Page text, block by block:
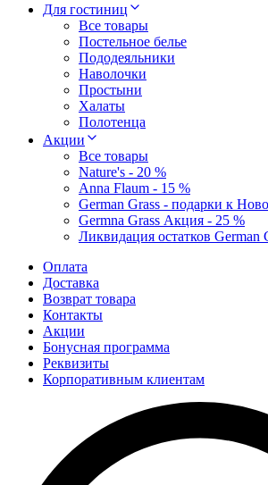
Для гостиниц
Все товары
Постельное белье
Пододеяльники
Наволочки
Простыни
Халаты
Полотенца
Акции
Все товары
Nature's - 20 %
Anna Flaum - 15 %
German Grass - подарки к
Germna Grass Акция - 25 %
Ликвидация остатков German
Оплата
Доставка
Возврат товара
Контакты
Акции
Бонусная программа
Реквизиты
Корпоративным клиентам